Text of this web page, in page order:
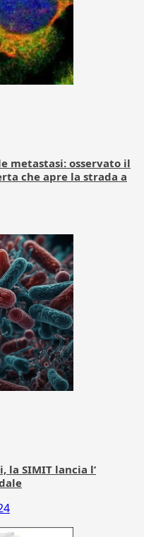
metastasi: osservato il
che apre la strada a
SIMIT lancia l’